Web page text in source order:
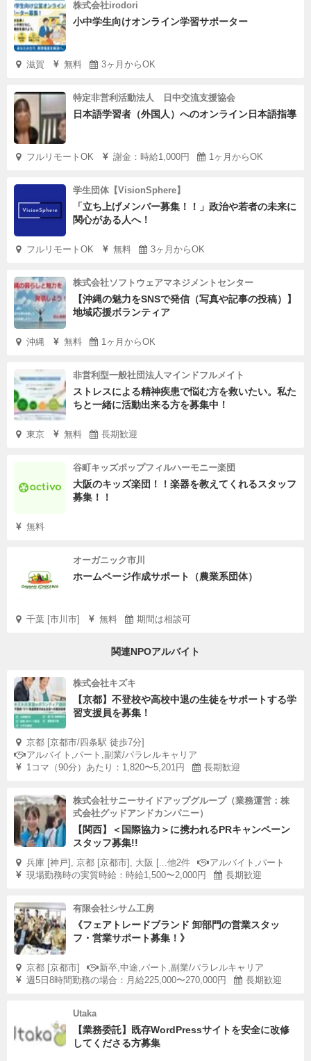
株式会社irodori
小中学生向けオンライン学習サポーター
滋賀 無料 3ヶ月からOK
特定非営利活動法人 日中交流支援協会
日本語学習者（外国人）へのオンライン日本語指導
フルリモートOK 謝金：時給1,000円 1ヶ月からOK
学生団体【VisionSphere】
「立ち上げメンバー募集！！」政治や若者の未来に
関心がある人へ！
フルリモートOK 無料 3ヶ月からOK
株式会社ソフトウェアマネジメントセンター
【沖縄の魅力をSNSで発信（写真や記事の投稿）】
地域応援ボランティア
沖縄 無料 1ヶ月からOK
非営利型一般社団法人マインドフルメイト
ストレスによる精神疾患で悩む方を救いたい。私た
ちと一緒に活動出来る方を募集中！
東京 無料 長期歓迎
谷町キッズポップフィルハーモニー楽団
大阪のキッズ楽団！！楽器を教えてくれるスタッフ
募集！！
無料
オーガニック市川
ホームページ作成サポート（農業系団体）
千葉 [市川市] 無料 期間は相談可
関連NPOアルバイト
株式会社キズキ
【京都】不登校や高校中退の生徒をサポートする学
習支援員を募集！
京都 [京都市/四条駅 徒歩7分]
アルバイト,パート,副業/パラレルキャリア
1コマ（90分）あたり：1,820〜5,201円
長期歓迎
株式会社サニーサイドアップグループ（業務運営：株
式会社グッドアンドカンパニー）
【関西】＜国際協力＞に携われるPRキャンペーン
スタッフ募集!!
兵庫 [神戸], 京都 [京都市], 大阪 [...他2件
アルバイト,パート
現場勤務時の実質時給：時給1,500〜2,000円
長期歓迎
有限会社シサム工房
《フェアトレードブランド 卸部門の営業スタッ
フ・営業サポート募集！》
京都 [京都市]
新卒,中途,パート,副業/パラレルキャリア
週5日8時間勤務の場合：月給225,000〜270,000円
長期歓迎
Utaka
【業務委託】既存WordPressサイトを安全に改修
してくださる方募集